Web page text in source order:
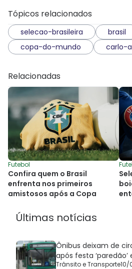
Tópicos relacionados
selecao-brasileira brasil
copa-do-mundo
carlo-
Relacionadas
Futebol
Confira quem o Brasil
enfrenta nos primeiros
amistosos após a Copa
Últimas notícias
Ônibus deixam de
após festa ‘paredão’
Trânsito e Transporte10/